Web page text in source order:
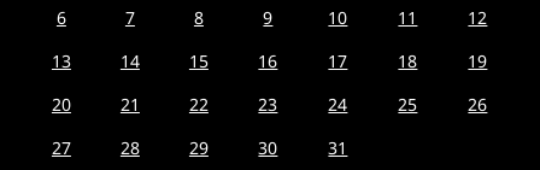
6
7 8 9 10 11
12
13
14 15 16 17 18
19
20
21 22 23 24 25
26
27
28 29 30
31